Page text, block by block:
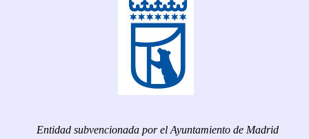
Entidad subvencionada por el Ayuntamiento de Madrid